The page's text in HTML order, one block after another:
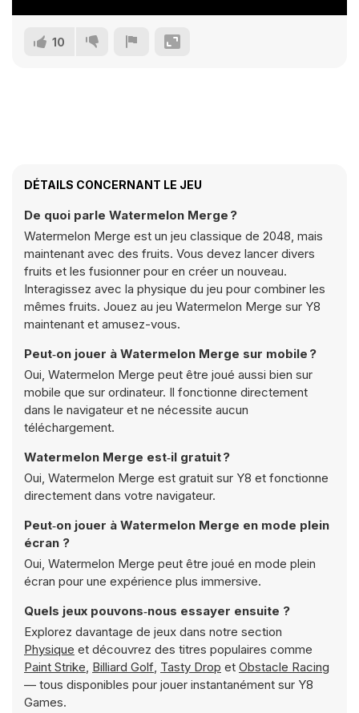
10
DÉTAILS CONCERNANT LE JEU
De quoi parle Watermelon Merge ?
Watermelon Merge est un jeu classique de 2048, mais
maintenant avec des fruits. Vous devez lancer divers
fruits et les fusionner pour en créer un nouveau.
Interagissez avec la physique du jeu pour combiner les
mêmes fruits. Jouez au jeu Watermelon Merge sur Y8
maintenant et amusez-vous.
Peut‑on jouer à Watermelon Merge sur mobile ?
Oui, Watermelon Merge peut être joué aussi bien sur
mobile que sur ordinateur. Il fonctionne directement
dans le navigateur et ne nécessite aucun
téléchargement.
Watermelon Merge est‑il gratuit ?
Oui, Watermelon Merge est gratuit sur Y8 et fonctionne
directement dans votre navigateur.
Peut‑on jouer à Watermelon Merge en mode plein
écran ?
Oui, Watermelon Merge peut être joué en mode plein
écran pour une expérience plus immersive.
Quels jeux pouvons‑nous essayer ensuite ?
Explorez davantage de jeux dans notre section
Physique et découvrez des titres populaires comme
Paint Strike, Billiard Golf, Tasty Drop et Obstacle Racing
— tous disponibles pour jouer instantanément sur Y8
Games.